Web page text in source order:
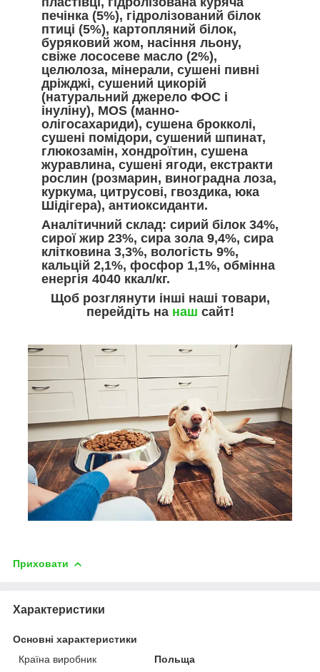
печінка (5%), гідролізований білок
птиці (5%), картопляний білок,
буряковий жом, насіння льону,
свіже лососеве масло (2%),
целюлоза, мінерали, сушені пивні
дріжджі, сушений цикорій
(натуральний джерело ФОС і
інуліну), MOS (манно-
олігосахариди), сушена брокколі,
сушені помідори, сушений шпинат,
глюкозамін, хондроїтин, сушена
журавлина, сушені ягоди, екстракти
рослин (розмарин, виноградна лоза,
куркума, цитрусові, гвоздика, юка
Шідігера), антиоксиданти.
Аналітичний склад: сирий білок 34%,
сирої жир 23%, сира зола 9,4%, сира
клітковина 3,3%, вологість 9%,
кальцій 2,1%, фосфор 1,1%, обмінна
енергія 4040 ккал/кг.
Щоб розглянути інші наші товари,
перейдіть на наш сайт!
Приховати
Характеристики
Основні характеристики
Країна виробник
Польща